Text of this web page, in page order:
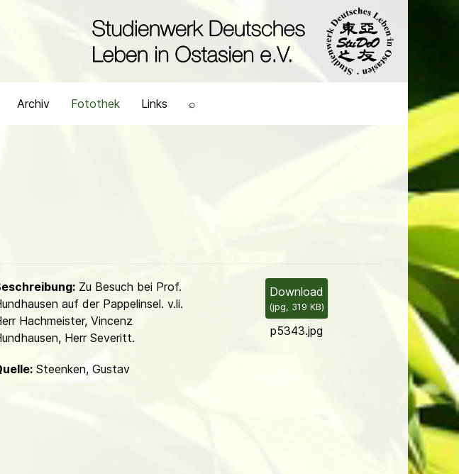
Archiv Fotothek Links ⌕
Download
(jpg, 319 KB)
p5343.jpg
Zu Besuch bei Prof.
auf der Pappelinsel. v.li.
Hachmeister, Vincenz
Herr Severitt.
Steenken, Gustav